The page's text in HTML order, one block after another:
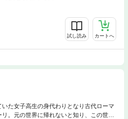
試し読み カートへ
た女子高生の身代わりとなり古代ローマ
。元の世界に帰れないと知り、この世界